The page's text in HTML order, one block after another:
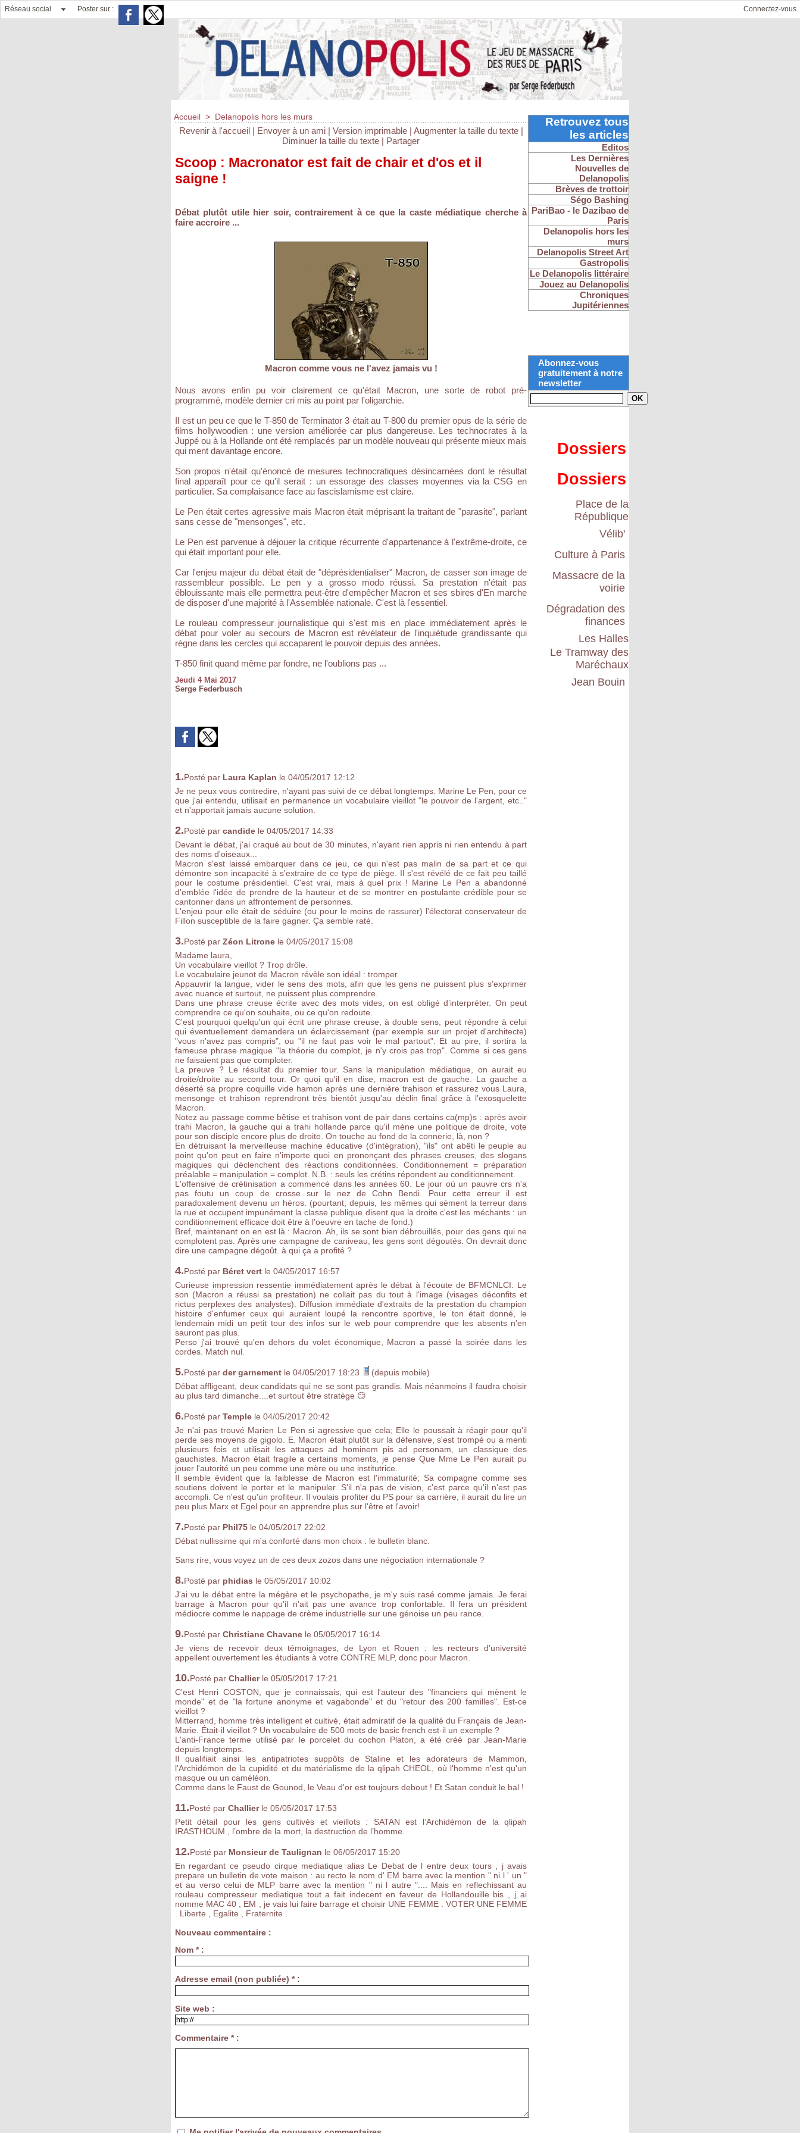
Réseau social Poster sur : Connectez-vous
Accueil > Delanopolis hors les murs
Revenir à l'accueil | Envoyer à un ami | Version imprimable | Augmenter la taille du texte |
Diminuer la taille du texte | Partager
Scoop : Macronator est fait de chair et d'os et il
saigne !
Débat plutôt utile hier soir, contrairement à ce que la caste médiatique cherche à
faire accroire ...
Macron comme vous ne l'avez jamais vu !
Nous avons enfin pu voir clairement ce qu'était Macron, une sorte de robot pré-
programmé, modèle dernier cri mis au point par l'oligarchie.
Il est un peu ce que le T-850 de Terminator 3 était au T-800 du premier opus de la série de
films hollywoodien : une version améliorée car plus dangereuse. Les technocrates à la
Juppé ou à la Hollande ont été remplacés par un modèle nouveau qui présente mieux mais
qui ment davantage encore.
Son propos n'était qu'énoncé de mesures technocratiques désincarnées dont le résultat
final apparaît pour ce qu'il serait : un essorage des classes moyennes via la CSG en
particulier. Sa complaisance face au fascislamisme est claire.
Le Pen était certes agressive mais Macron était méprisant la traitant de "parasite", parlant
sans cesse de "mensonges", etc.
Le Pen est parvenue à déjouer la critique récurrente d'appartenance à l'extrême-droite, ce
qui était important pour elle.
Car l'enjeu majeur du débat était de "déprésidentialiser" Macron, de casser son image de
rassembleur possible. Le pen y a grosso modo réussi. Sa prestation n'était pas
éblouissante mais elle permettra peut-être d'empêcher Macron et ses sbires d'En marche
de disposer d'une majorité à l'Assemblée nationale. C'est là l'essentiel.
Le rouleau compresseur journalistique qui s'est mis en place immédiatement après le
débat pour voler au secours de Macron est révélateur de l'inquiétude grandissante qui
règne dans les cercles qui accaparent le pouvoir depuis des années.
T-850 finit quand même par fondre, ne l'oublions pas ...
Jeudi 4 Mai 2017
Serge Federbusch
1.Posté par Laura Kaplan le 04/05/2017 12:12
Je ne peux vous contredire, n'ayant pas suivi de ce débat longtemps. Marine Le Pen, pour ce
que j'ai entendu, utilisait en permanence un vocabulaire vieillot "le pouvoir de l'argent, etc.."
et n'apportait jamais aucune solution.
2.Posté par candide le 04/05/2017 14:33
Devant le débat, j'ai craqué au bout de 30 minutes, n'ayant rien appris ni rien entendu à part
des noms d'oiseaux...
Macron s'est laissé embarquer dans ce jeu, ce qui n'est pas malin de sa part et ce qui
démontre son incapacité à s'extraire de ce type de piège. Il s'est révélé de ce fait peu taillé
pour le costume présidentiel. C'est vrai, mais à quel prix ! Marine Le Pen a abandonné
d'emblée l'idée de prendre de la hauteur et de se montrer en postulante crédible pour se
cantonner dans un affrontement de personnes.
L'enjeu pour elle était de séduire (ou pour le moins de rassurer) l'électorat conservateur de
Fillon susceptible de la faire gagner. Ça semble raté.
3.Posté par Zéon Litrone le 04/05/2017 15:08
Madame laura,
Un vocabulaire vieillot ? Trop drôle.
Le vocabulaire jeunot de Macron révèle son idéal : tromper.
Appauvrir la langue, vider le sens des mots, afin que les gens ne puissent plus s'exprimer
avec nuance et surtout, ne puissent plus comprendre.
Dans une phrase creuse écrite avec des mots vides, on est obligé d’interpréter. On peut
comprendre ce qu'on souhaite, ou ce qu'on redoute.
C'est pourquoi quelqu'un qui écrit une phrase creuse, à double sens, peut répondre à celui
qui éventuellement demandera un éclaircissement (par exemple sur un projet d'architecte)
"vous n'avez pas compris", ou "il ne faut pas voir le mal partout". Et au pire, il sortira la
fameuse phrase magique "la théorie du complot, je n'y crois pas trop". Comme si ces gens
ne faisaient pas que comploter.
La preuve ? Le résultat du premier tour. Sans la manipulation médiatique, on aurait eu
droite/droite au second tour. Or quoi qu'il en dise, macron est de gauche. La gauche a
déserté sa propre coquille vide hamon après une dernière trahison et rassurez vous Laura,
mensonge et trahison reprendront très bientôt jusqu'au déclin final grâce à l’exosquelette
Macron.
Notez au passage comme bêtise et trahison vont de pair dans certains ca(mp)s : après avoir
trahi Macron, la gauche qui a trahi hollande parce qu'il mène une politique de droite, vote
pour son disciple encore plus de droite. On touche au fond de la connerie, là, non ?
En détruisant la merveilleuse machine éducative (d'intégration), "ils" ont abêti le peuple au
point qu'on peut en faire n'importe quoi en prononçant des phrases creuses, des slogans
magiques qui déclenchent des réactions conditionnées. Conditionnement = préparation
préalable = manipulation = complot. N.B. : seuls les crétins répondent au conditionnement.
L'offensive de crétinisation a commencé dans les années 60. Le jour où un pauvre crs n'a
pas foutu un coup de crosse sur le nez de Cohn Bendi. Pour cette erreur il est
paradoxalement devenu un héros. (pourtant, depuis, les mêmes qui sèment la terreur dans
la rue et occupent impunément la classe publique disent que la droite c'est les méchants : un
conditionnement efficace doit être à l'oeuvre en tache de fond.)
Bref, maintenant on en est là : Macron. Ah, ils se sont bien débrouillés, pour des gens qui ne
complotent pas. Après une campagne de caniveau, les gens sont dégoutés. On devrait donc
dire une campagne dégoût. à qui ça a profité ?
4.Posté par Béret vert le 04/05/2017 16:57
Curieuse impression ressentie immédiatement après le débat à l'écoute de BFMCNLCI: Le
son (Macron a réussi sa prestation) ne collait pas du tout à l'image (visages déconfits et
rictus perplexes des analystes). Diffusion immédiate d'extraits de la prestation du champion
histoire d'enfumer ceux qui auraient loupé la rencontre sportive, le ton était donné, le
lendemain midi un petit tour des infos sur le web pour comprendre que les absents n'en
sauront pas plus.
Perso j'ai trouvé qu'en dehors du volet économique, Macron a passé la soirée dans les
cordes. Match nul.
5.Posté par der garnement le 04/05/2017 18:23
(depuis mobile)
Débat affligeant, deux candidats qui ne se sont pas grandis. Mais néanmoins il faudra choisir
au plus tard dimanche....et surtout être stratège 😏
6.Posté par Temple le 04/05/2017 20:42
Je n'ai pas trouvé Marien Le Pen si agressive que cela; Elle le poussait à réagir pour qu'il
perde ses moyens de gigolo. E. Macron était plutôt sur la défensive, s'est trompé ou a menti
plusieurs fois et utilisait les attaques ad hominem pis ad personam, un classique des
gauchistes. Macron était fragile a certains moments, je pense Que Mme Le Pen aurait pu
jouer l'autorité un peu comme une mère ou une institutrice.
Il semble évident que la faiblesse de Macron est l'immaturité; Sa compagne comme ses
soutiens doivent le porter et le manipuler. S'il n'a pas de vision, c'est parce qu'il n'est pas
accompli. Ce n'est qu'un profiteur. Il voulais profiter du PS pour sa carrière, il aurait du lire un
peu plus Marx et Egel pour en apprendre plus sur l'être et l'avoir!
7.Posté par Phil75 le 04/05/2017 22:02
Débat nullissime qui m'a conforté dans mon choix : le bulletin blanc.
Sans rire, vous voyez un de ces deux zozos dans une négociation internationale ?
8.Posté par phidias le 05/05/2017 10:02
J'ai vu le débat entre la mégère et le psychopathe, je m'y suis rasé comme jamais. Je ferai
barrage à Macron pour qu'il n'ait pas une avance trop confortable. Il fera un président
médiocre comme le nappage de crème industrielle sur une génoise un peu rance.
9.Posté par Christiane Chavane le 05/05/2017 16:14
Je viens de recevoir deux témoignages, de Lyon et Rouen : les recteurs d'université
appellent ouvertement les étudiants à votre CONTRE MLP, donc pour Macron.
10.Posté par Challier le 05/05/2017 17:21
C'est Henri COSTON, que je connaissais, qui est l'auteur des "financiers qui mènent le
monde" et de "la fortune anonyme et vagabonde" et du "retour des 200 familles". Est-ce
vieillot ?
Mitterrand, homme très intelligent et cultivé, était admiratif de la qualité du Français de Jean-
Marie. Était-il vieillot ? Un vocabulaire de 500 mots de basic french est-il un exemple ?
L'anti-France terme utilisé par le porcelet du cochon Platon, a été créé par Jean-Marie
depuis longtemps.
Il qualifiait ainsi les antipatriotes suppôts de Staline et les adorateurs de Mammon,
l'Archidémon de la cupidité et du matérialisme de la qlipah CHEOL, où l'homme n'est qu'un
masque ou un caméléon.
Comme dans le Faust de Gounod, le Veau d'or est toujours debout ! Et Satan conduit le bal !
11.Posté par Challier le 05/05/2017 17:53
Petit détail pour les gens cultivés et vieillots : SATAN est l’Archidémon de la qlipah
IRASTHOUM , l’ombre de la mort, la destruction de l’homme.
12.Posté par Monsieur de Taulignan le 06/05/2017 15:20
En regardant ce pseudo cirque mediatique alias Le Debat de l entre deux tours , j avais
prepare un bulletin de vote maison : au recto le nom d' EM barre avec la mention " ni l ' un "
et au verso celui de MLP barre avec la mention " ni l autre ".... Mais en reflechissant au
rouleau compresseur mediatique tout a fait indecent en faveur de Hollandouille bis , j ai
nomme MAC 40 , EM , je vais lui faire barrage et choisir UNE FEMME . VOTER UNE FEMME
. Liberte , Egalite , Fraternite .
Nouveau commentaire :
Nom * :
Adresse email (non publiée) * :
Site web :
Commentaire * :
Retrouvez tous
les articles
Editos
Les Dernières
Nouvelles de
Delanopolis
Brèves de trottoir
Ségo Bashing
PariBao - le Dazibao de
Paris
Delanopolis hors les
murs
Delanopolis Street Art
Gastropolis
Le Delanopolis littéraire
Jouez au Delanopolis
Chroniques
Jupitériennes
Abonnez-vous
gratuitement à notre
newsletter
Dossiers
Dossiers
Place de la
République
Vélib'
Culture à Paris
Massacre de la
voirie
Dégradation des
finances
Les Halles
Le Tramway des
Maréchaux
Jean Bouin